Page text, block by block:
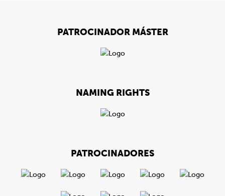
PATROCINADOR MÁSTER
NAMING RIGHTS
PATROCINADORES